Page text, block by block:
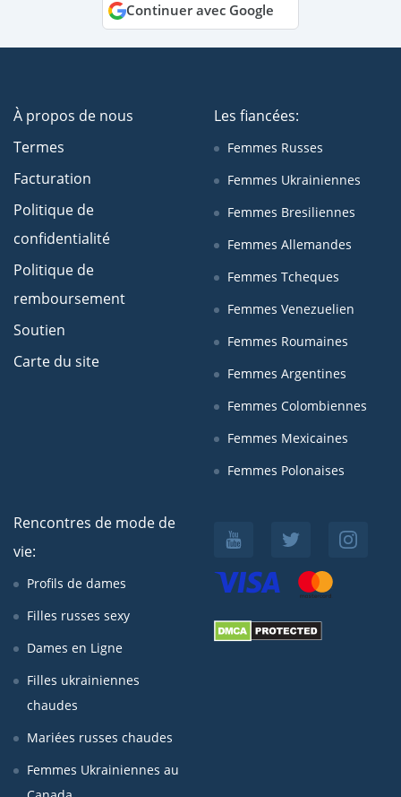
Continuer avec Google
À propos de nous
Termes
Facturation
Politique de
confidentialité
Politique de
remboursement
Soutien
Carte du site
Les fiancées:
Femmes Russes
Femmes Ukrainiennes
Femmes Bresiliennes
Femmes Allemandes
Femmes Tcheques
Femmes Venezuelien
Femmes Roumaines
Femmes Argentines
Femmes Colombiennes
Femmes Mexicaines
Femmes Polonaises
Rencontres de mode de
vie:
Profils de dames
Filles russes sexy
Dames en Ligne
Filles ukrainiennes
chaudes
Mariées russes chaudes
Femmes Ukrainiennes au